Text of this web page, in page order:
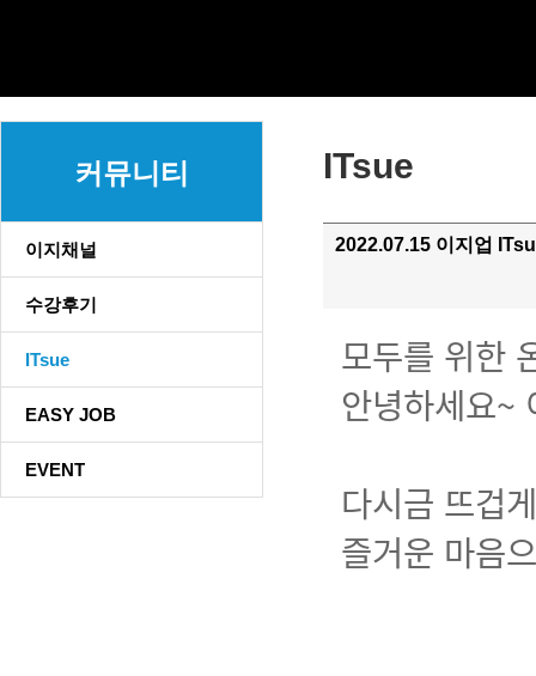
커뮤니티
이지채널
수강후기
ITsue
EASY JOB
EVENT
ITsue
2022.07.15 이지업
모두를 위한
안녕하세요~
다시금 뜨겁
즐거운 마음